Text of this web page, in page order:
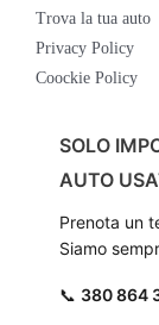
Trova la tua auto
Privacy Policy
Coockie Policy
SOLO
AUTO
Prenota un
Siamo
📞 380 864